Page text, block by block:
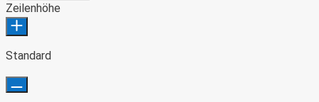
Zeilenhöhe
Standard